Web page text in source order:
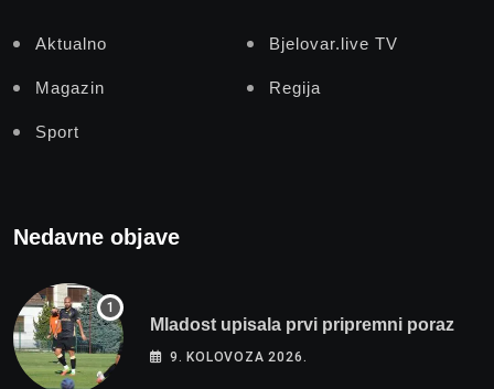
Aktualno Bjelovar.live TV
Magazin Regija
Sport
Nedavne objave
Mladost upisala prvi pripremni poraz
9. KOLOVOZA 2026.